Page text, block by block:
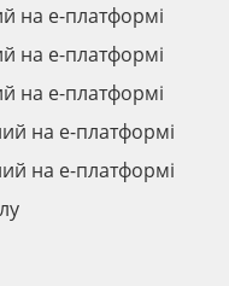
на е-платформі
на е-платформі
на е-платформі
на е-платформі
на е-платформі